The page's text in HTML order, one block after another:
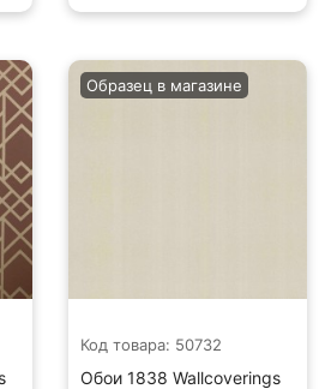
Код товара: 50732
Обои 1838 Wallcoverings
Образец в магазине